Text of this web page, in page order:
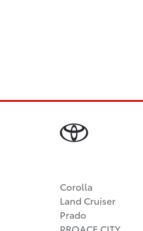
Corolla
Land Cruiser
Prado